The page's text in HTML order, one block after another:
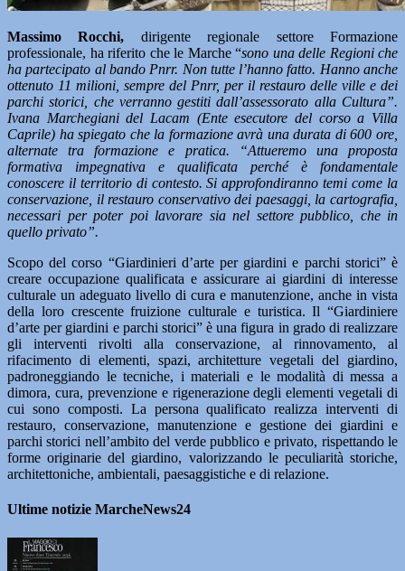
Massimo Rocchi, dirigente regionale settore Formazione
professionale, ha riferito che le Marche “sono una delle Regioni che
ha partecipato al bando Pnrr. Non tutte l’hanno fatto. Hanno anche
ottenuto 11 milioni, sempre del Pnrr, per il restauro delle ville e dei
parchi storici, che verranno gestiti dall’assessorato alla Cultura”.
Ivana Marchegiani del Lacam (Ente esecutore del corso a Villa
Caprile) ha spiegato che la formazione avrà una durata di 600 ore,
alternate tra formazione e pratica. “Attueremo una proposta
formativa impegnativa e qualificata perché è fondamentale
conoscere il territorio di contesto. Si approfondiranno temi come la
conservazione, il restauro conservativo dei paesaggi, la cartografia,
necessari per poter poi lavorare sia nel settore pubblico, che in
quello privato”.
Scopo del corso “Giardinieri d’arte per giardini e parchi storici” è
creare occupazione qualificata e assicurare ai giardini di interesse
culturale un adeguato livello di cura e manutenzione, anche in vista
della loro crescente fruizione culturale e turistica. Il “Giardiniere
d’arte per giardini e parchi storici” è una figura in grado di realizzare
gli interventi rivolti alla conservazione, al rinnovamento, al
rifacimento di elementi, spazi, architetture vegetali del giardino,
padroneggiando le tecniche, i materiali e le modalità di messa a
dimora, cura, prevenzione e rigenerazione degli elementi vegetali di
cui sono composti. La persona qualificato realizza interventi di
restauro, conservazione, manutenzione e gestione dei giardini e
parchi storici nell’ambito del verde pubblico e privato, rispettando le
forme originarie del giardino, valorizzando le peculiarità storiche,
architettoniche, ambientali, paesaggistiche e di relazione.
Ultime notizie MarcheNews24